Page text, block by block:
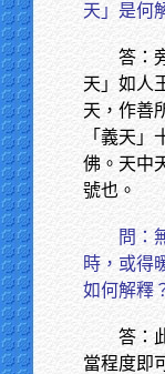
天」是何
答：
天」如人
天，作善
「義天
佛。天中
號也。
問：
時，或得
如何解釋
答：
當程度即